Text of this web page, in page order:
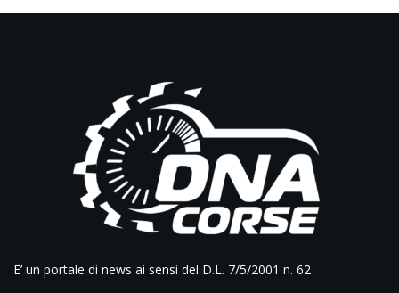
E’ un portale di news ai sensi del D.L. 7/5/2001 n. 62